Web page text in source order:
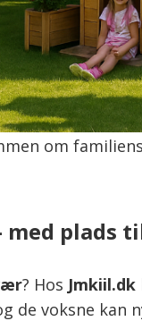
om
med plads
? Hos Jmkiil.dk
de voksne kan